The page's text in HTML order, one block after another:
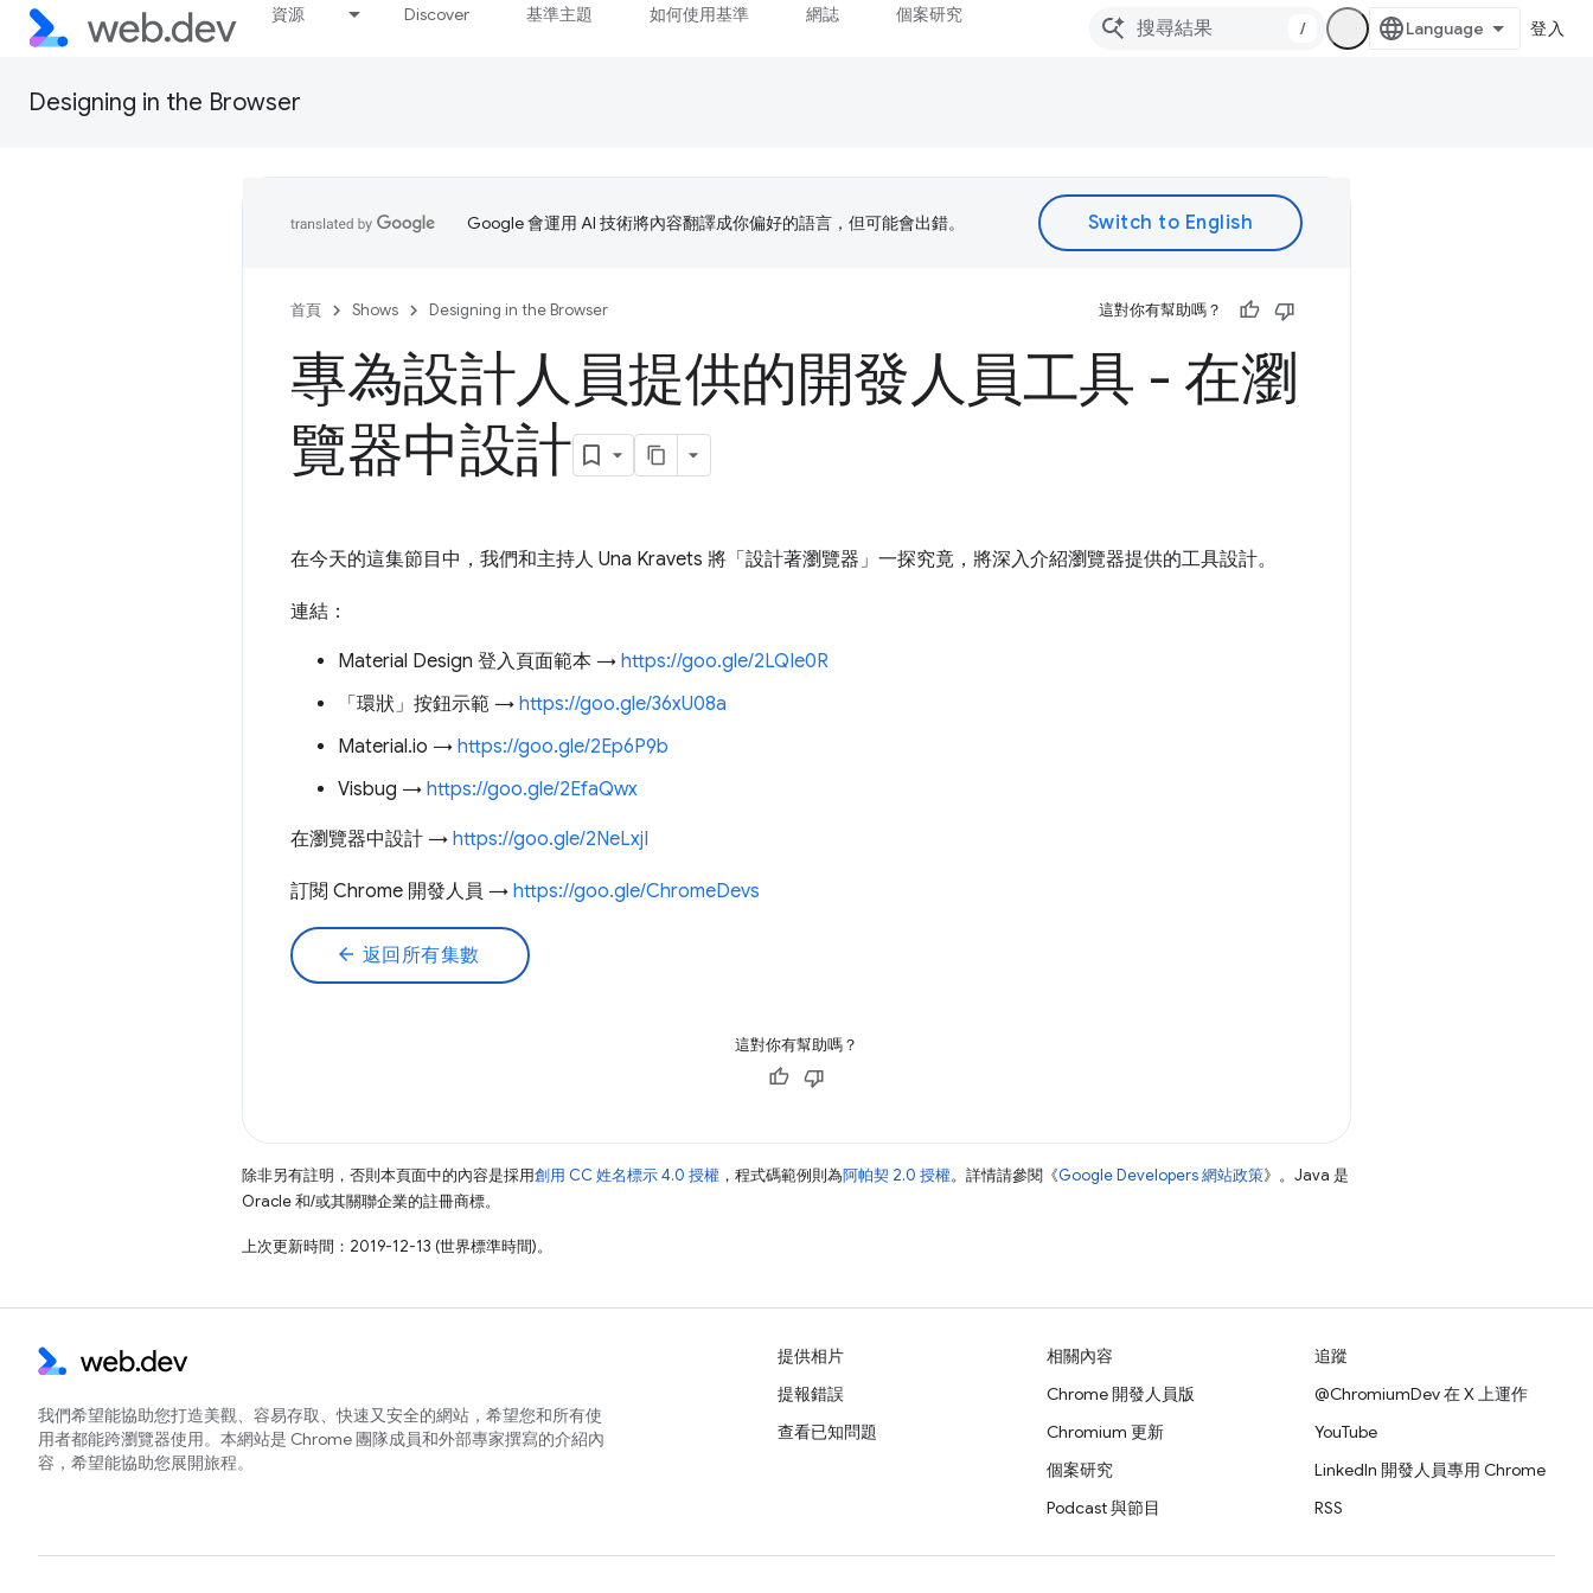
資源 Discover 基準主題 如何使用基準 網誌 個案研究
/ 登入
Designing in the Browser
Google 會運用 AI 技術將內容翻譯成你偏好的語言，但可能會出錯。
首頁 Shows Designing in the Browser 這對你有幫助嗎？
專為設計人員提供的開發人員工具 - 在瀏
覽器中設計
在今天的這集節目中，我們和主持人 Una Kravets 將「設計著瀏覽器」一探究竟，將深入介紹瀏覽器提供的工具設計。
連結：
Material Design 登入頁面範本 → https://goo.gle/2LQIe0R
「環狀」按鈕示範 → https://goo.gle/36xU08a
Material.io → https://goo.gle/2Ep6P9b
Visbug → https://goo.gle/2EfaQwx
在瀏覽器中設計 → https://goo.gle/2NeLxjI
訂閱 Chrome 開發人員 → https://goo.gle/ChromeDevs
arrow_back 返回所有集數
這對你有幫助嗎？
除非另有註明，否則本頁面中的內容是採用創用 CC 姓名標示 4.0 授權 ，程式碼範例則為阿帕契 2.0 授權。詳情請參閱《Google Developers 網站政策》。Java 是
Oracle 和/或其關聯企業的註冊商標。
上次更新時間：2019-12-13 (世界標準時間)。
我們希望能協助您打造美觀、容易存取、快速又安全的網站，希望您和所有使
用者都能跨瀏覽器使用。本網站是 Chrome 團隊成員和外部專家撰寫的介紹內
容，希望能協助您展開旅程。
提供相片
提報錯誤
查看已知問題
相關內容
Chrome 開發人員版
Chromium 更新
個案研究
Podcast 與節目
追蹤
@ChromiumDev 在 X 上運作
YouTube
LinkedIn 開發人員專用 Chrome
RSS